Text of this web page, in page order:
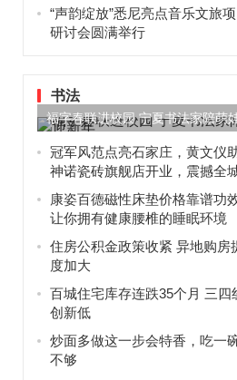
“声韵绽放”悉尼亮点音乐文旅
研讨会圆满举行
书法
福字春联进校园 宁夏书法家陪萌
年
冠军风范点亮石家庄，黄文仪
神诺瓷砖旗舰店开业，震撼全
康姿百德磁性床垫价格靠谱功
让你拥有健康腰椎的睡眠环境
住房公积金政策收紧 异地购房
度加大
百城住宅库存连跌35个月 三四
创新低
炒面多做这一步会特香，吃一
不够